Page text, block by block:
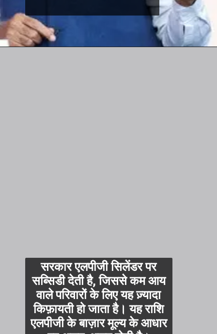
सरकार एलपीजी सिलेंडर पर
सब्सिडी देती है, जिससे कम आय
वाले परिवारों के लिए यह ज़्यादा
किफ़ायती हो जाता है। यह राशि
एलपीजी के बाज़ार मूल्य के आधार